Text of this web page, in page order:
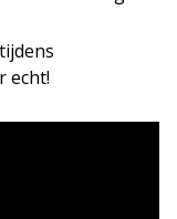
echt!